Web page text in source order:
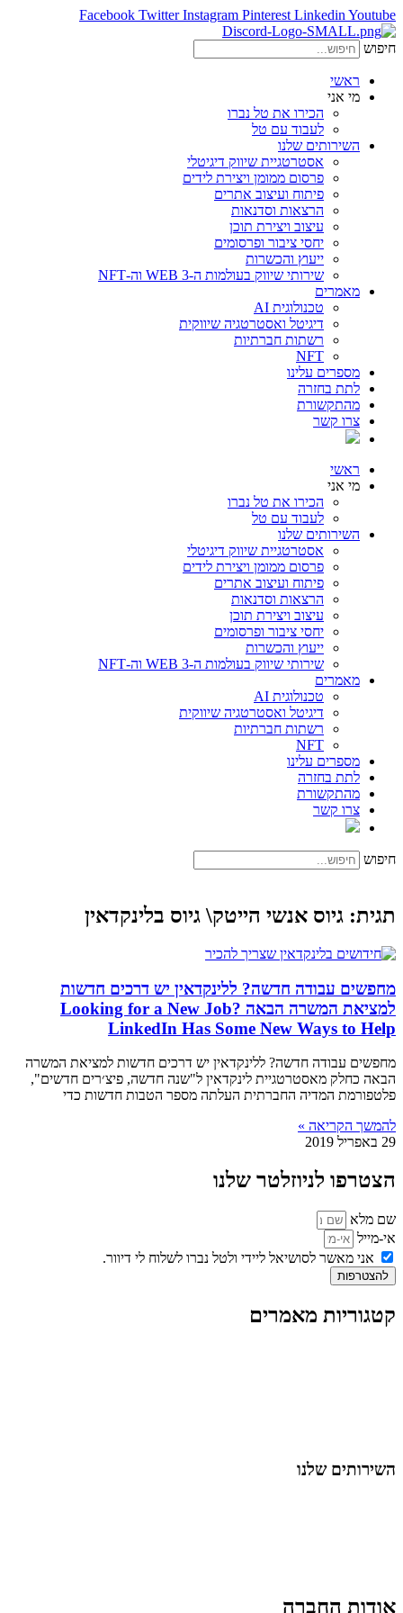
Facebook Twitter Instagram Pinterest Linkedin Youtube
חיפוש
ראשי
מי אני
הכירו את טל נברו
לעבוד עם טל
השירותים שלנו
אסטרטגיית שיווק דיגיטלי
פרסום ממומן ויצירת לידים
פיתוח ועיצוב אתרים
הרצאות וסדנאות
עיצוב ויצירת תוכן
יחסי ציבור ופרסומים
ייעוץ והכשרות
שירותי שיווק בעולמות ה-WEB 3 וה-NFT
מאמרים
טכנולוגית AI
דיגיטל ואסטרטגיה שיווקית
רשתות חברתיות
NFT
מספרים עלינו
לתת בחזרה
מהתקשורת
צרו קשר
ראשי
מי אני
הכירו את טל נברו
לעבוד עם טל
השירותים שלנו
אסטרטגיית שיווק דיגיטלי
פרסום ממומן ויצירת לידים
פיתוח ועיצוב אתרים
הרצאות וסדנאות
עיצוב ויצירת תוכן
יחסי ציבור ופרסומים
ייעוץ והכשרות
שירותי שיווק בעולמות ה-WEB 3 וה-NFT
מאמרים
טכנולוגית AI
דיגיטל ואסטרטגיה שיווקית
רשתות חברתיות
NFT
מספרים עלינו
לתת בחזרה
מהתקשורת
צרו קשר
חיפוש
תגית: גיוס אנשי הייטק\ גיוס בלינקדאין
מחפשים עבודה חדשה? ללינקדאין יש דרכים חדשות
למציאת המשרה הבאה Looking for a New Job?
LinkedIn Has Some New Ways to Help
מחפשים עבודה חדשה? ללינקדאין יש דרכים חדשות למציאת המשרה
הבאה כחלק מאסטרטגיית לינקדאין ל"שנה חדשה, פיצ׳רים חדשים",
פלטפורמת המדיה החברתית העלתה מספר הטבות חדשות כדי
להמשך הקריאה »
29 באפריל 2019
הצטרפו לניוזלטר שלנו
שם מלא
אי-מייל
אני מאשר לסושיאל ליידי ולטל נברו לשלוח לי דיוור.
להצטרפות
קטגוריות מאמרים
השירותים שלנו
אודות החברה